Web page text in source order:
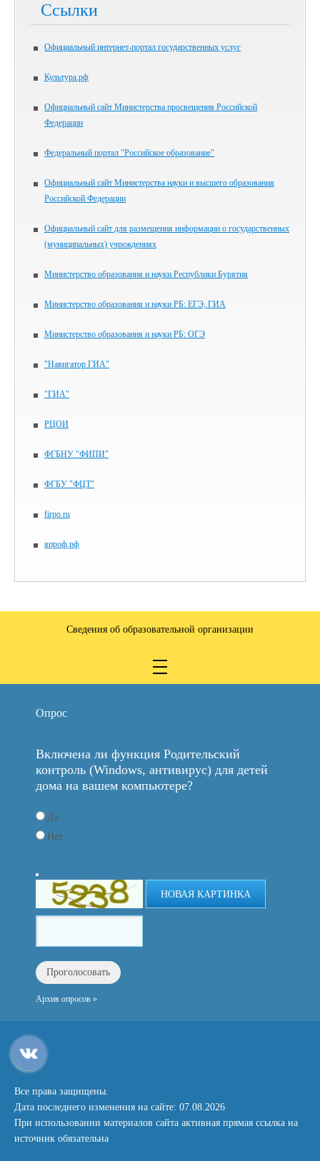
Ссылки
Официальный интернет-портал государственных услуг
Культура.рф
Официальный сайт Министерства просвещения Российской
Федерации
Федеральный портал "Российское образование"
Официальный сайт Министерства науки и высшего образования
Российской Федерации
Официальный сайт для размещения информации о государственных
(муниципальных) учреждениях
Министерство образования и науки Республики Бурятия
Министерство образования и науки РБ: ЕГЭ, ГИА
Министерство образования и науки РБ: ОГЭ
"Навигатор ГИА"
"ГИА"
РЦОИ
ФГБНУ "ФИПИ"
ФГБУ "ФЦТ"
firpo.ru
япроф.рф
Сведения об образовательной организации
Опрос
Включена ли функция Родительский
контроль (Windows, антивирус) для детей
дома на вашем компьютере?
Да
Нет
НОВАЯ КАРТИНКА
Архив опросов »
Все права защищены.
Дата последнего изменения на сайте: 07.08.2026
При использовании материалов сайта активная прямая ссылка на
источник обязательна